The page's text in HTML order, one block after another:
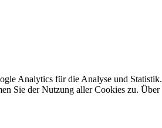
Analytics für die Analyse und
Sie der Nutzung aller Cookies zu.